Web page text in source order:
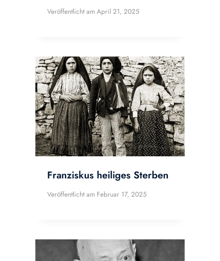
Veröffentlicht am April 21, 2025
Franziskus heiliges Sterben
Veröffentlicht am Februar 17, 2025